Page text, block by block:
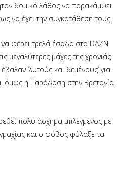
δομικό λάθος να παρακάμψει
να έχει την συγκατάθεσή τους.
φέρει τρελά έσοδα στο DAZN
μεγαλύτερες μάχες της χρονιάς.
‘λυτούς και δεμένους’ για
η Παράδοση στην Βρετανία
πολύ άσχημα μπλεγμένος με
και ο φόβος φύλαξε τα